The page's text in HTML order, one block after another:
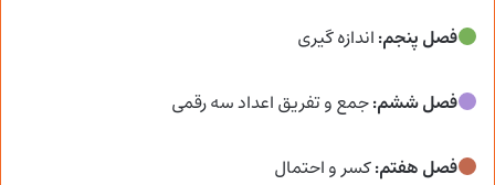
فصل پنجم: اندازه گیری
فصل ششم:جمع و تفریق اعداد سه رقمی
فصل هفتم:کسر و احتمال